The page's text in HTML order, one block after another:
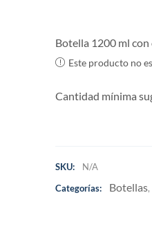
Botella 1200 ml
Este producto no
Cantidad mínima
SKU:
N/A
Categorías:
Botellas,